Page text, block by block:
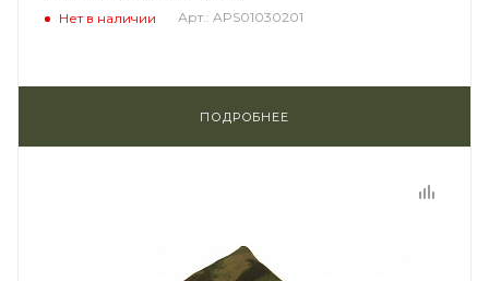
Нет в наличии Арт.: APS01030201
ПОДРОБНЕЕ